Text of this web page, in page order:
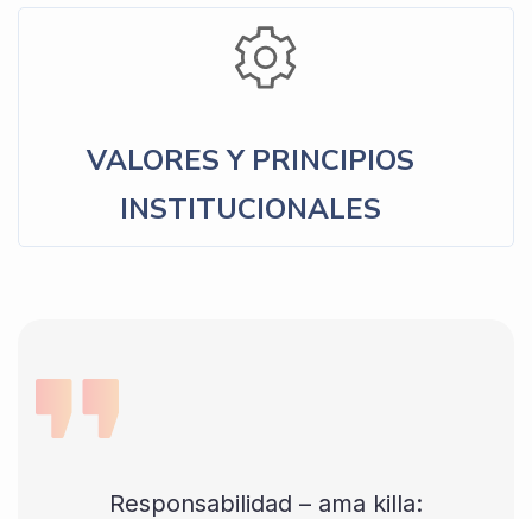
VALORES Y PRINCIPIOS
INSTITUCIONALES
Responsabilidad – ama killa: